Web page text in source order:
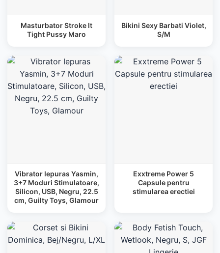
Masturbator Stroke It
Tight Pussy Maro
Bikini Sexy Barbati Violet,
S/M
Vibrator Iepuras Yasmin,
3+7 Moduri Stimulatoare,
Silicon, USB, Negru, 22.5
cm, Guilty Toys, Glamour
Exxtreme Power 5
Capsule pentru
stimularea erectiei